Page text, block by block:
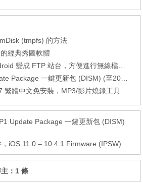
(tmpfs) 的方法
經典秀圖軟體
變成 FTP 站台，方便進行無線檔案管理
Package 一鍵更新包 (DISM) (至2019.09)
繁體中文免安裝，MP3/影片燒錄工具
Update Package 一鍵更新包 (DISM)
iOS 11.0 – 10.4.1 Firmware (IPSW)
：1 條